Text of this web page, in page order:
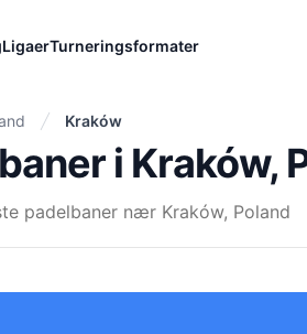
LigaerTurneringsformater
Kraków
i Kraków,
padelbaner nær Kraków, Poland